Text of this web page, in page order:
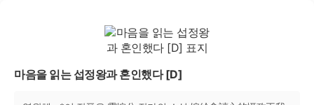
마음을 읽는 섭정왕과 혼인했다 [D]